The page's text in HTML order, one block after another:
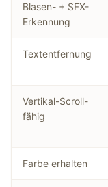
Blasen- + SFX-
Erkennung
Textentfernung
Vertikal-Scroll-
fähig
Farbe erhalten